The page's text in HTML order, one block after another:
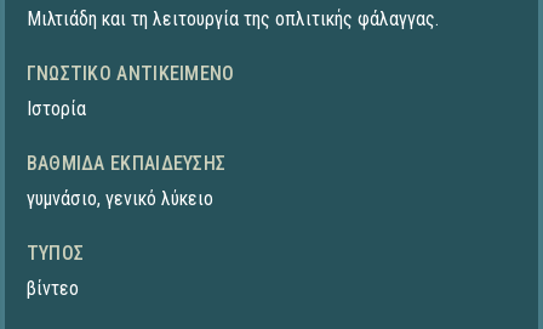
Μιλτιάδη και τη λειτουργία της οπλιτικής φάλαγγας.
ΓΝΩΣΤΙΚΌ ΑΝΤΙΚΕΊΜΕΝΟ
Ιστορία
ΒΑΘΜΊΔΑ ΕΚΠΑΊΔΕΥΣΗΣ
γυμνάσιο, γενικό λύκειο
ΤΎΠΟΣ
βίντεο